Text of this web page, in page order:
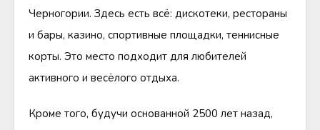
Черногории. Здесь есть всё: дискотеки, рестораны
и бары, казино, спортивные площадки, теннисные
корты. Это место подходит для любителей
активного и весёлого отдыха.
Кроме того, будучи основанной 2500 лет назад,